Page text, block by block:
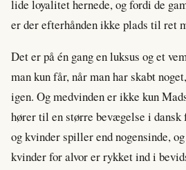
lide loyalitet hernede, og fordi de
er der efterhånden ikke plads til ret
Det er på én gang en luksus og et
man kun får, når man har skabt
igen. Og medvinden er ikke kun
hører til en større bevægelse i dansk
og kvinder spiller end nogensinde,
kvinder for alvor er rykket ind i